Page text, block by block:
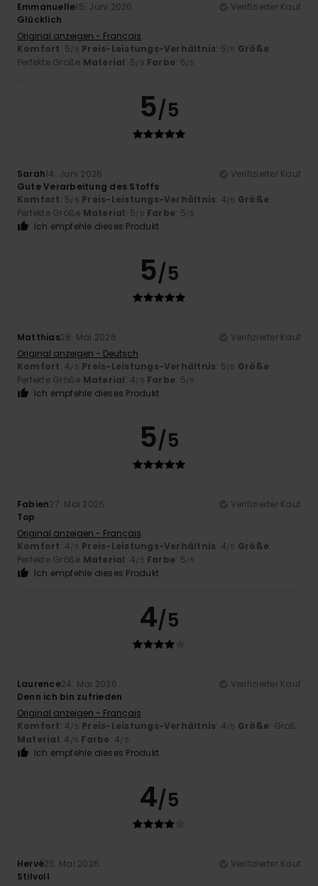
Emmanuelle15. Juni 2026
Verifizierter Kauf
Glücklich
Original anzeigen - Français
Komfort: 5/5 Preis-Leistungs-Verhältnis: 5/5 Größe:
Perfekte Größe Material: 5/5 Farbe: 5/5
5/5
Sarah14. Juni 2026
Verifizierter Kauf
Gute Verarbeitung des Stoffs
Komfort: 5/5 Preis-Leistungs-Verhältnis: 4/5 Größe:
Perfekte Größe Material: 5/5 Farbe: 5/5
Ich empfehle dieses Produkt
5/5
Matthias28. Mai 2026
Verifizierter Kauf
Original anzeigen - Deutsch
Komfort: 4/5 Preis-Leistungs-Verhältnis: 5/5 Größe:
Perfekte Größe Material: 4/5 Farbe: 5/5
Ich empfehle dieses Produkt
5/5
Fabien27. Mai 2026
Verifizierter Kauf
Top
Original anzeigen - Français
Komfort: 4/5 Preis-Leistungs-Verhältnis: 4/5 Größe:
Perfekte Größe Material: 4/5 Farbe: 5/5
Ich empfehle dieses Produkt
4/5
Laurence24. Mai 2026
Verifizierter Kauf
Denn ich bin zufrieden
Original anzeigen - Français
Komfort: 4/5 Preis-Leistungs-Verhältnis: 4/5 Größe: Groß
Material: 4 /5 Farbe: 4/5
Ich empfehle dieses Produkt
4/5
Hervé23. Mai 2026
Verifizierter Kauf
Stilvoll